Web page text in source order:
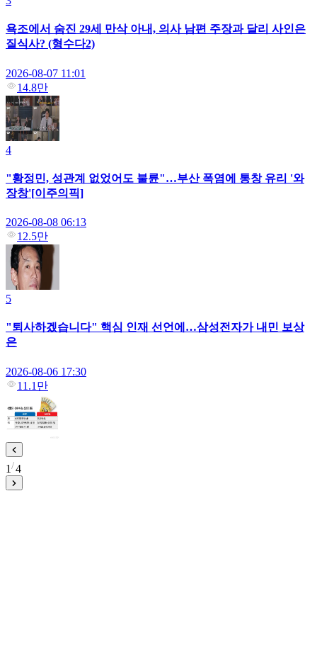
욕조에서 숨진 29세 만삭 아내, 의사 남편 주장과 달리 사인은
질식사? (형수다2)
2026-08-07 11:01
14.8만
4
"황정민, 성관계 없었어도 불륜"…부산 폭염에 통창 유리 '와
장창'[이주의픽]
2026-08-08 06:13
12.5만
5
"퇴사하겠습니다" 핵심 인재 선언에…삼성전자가 내민 보상
은
2026-08-06 17:30
11.1만
1 4